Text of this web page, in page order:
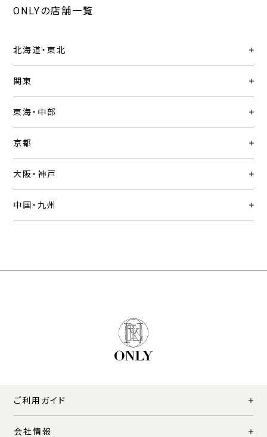
ONLYの店舗一覧
北海道・東北
関東
東海・中部
京都
大阪・神戸
中国・九州
ご利用ガイド
会社情報